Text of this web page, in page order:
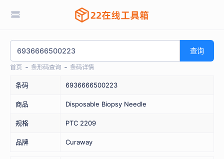
查询
首页 条形码查询 条码详情
条码 6936666500223
商品 Disposable Biopsy Needle
规格 PTC 2209
品牌 Curaway